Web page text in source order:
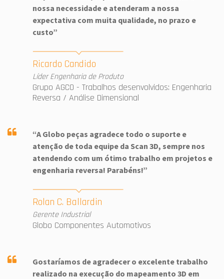
nossa necessidade e atenderam a nossa
expectativa com muita qualidade, no prazo e
custo”
Ricardo Candido
Líder Engenharia de Produto
Grupo AGCO - Trabalhos desenvolvidos: Engenharia
Reversa / Análise Dimensional
“A Globo peças agradece todo o suporte e
atenção de toda equipe da Scan 3D, sempre nos
atendendo com um ótimo trabalho em projetos e
engenharia reversa! Parabéns!”
Rolan C. Ballardin
Gerente Industrial
Globo Componentes Automotivos
Gostaríamos de agradecer o excelente trabalho
realizado na execução do mapeamento 3D em